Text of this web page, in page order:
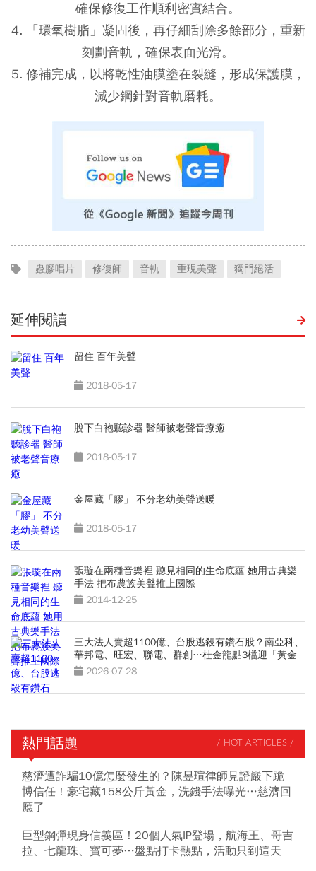
確保修復工作順利密實結合。
4. 「環氧樹脂」凝固後，再仔細刮除多餘部分，重新
刻劃音軌，確保表面光滑。
5. 修補完成，以將乾性油膜塗在裂縫，形成保護膜，
減少鋼針對音軌磨耗。
蟲膠唱片 修復師 音軌 重現美聲 獨門絕活
延伸閱讀
留住 百年美聲
2018-05-17
脫下白袍聽診器 醫師被老聲音療癒
2018-05-17
金屋藏「膠」 不分老幼美聲送暖
2018-05-17
張璇在兩種音樂裡 聽見相同的生命底蘊 她用古典樂
手法 把布農族美聲推上國際
2014-12-25
三大法人賣超1100億、台股逃殺有鑽石股？南亞科、
華邦電、旺宏、聯電、群創…杜金龍點3檔迎「黃金
坑」買點
2026-07-28
熱門話題 / HOT ARTICLES /
慈濟遭詐騙10億怎麼發生的？陳昱瑄律師見證嚴下跪
博信任！豪宅藏158公斤黃金，洗錢手法曝光…慈濟回
應了
巨型鋼彈現身信義區！20個人氣IP登場，航海王、哥吉
拉、七龍珠、寶可夢…盤點打卡熱點，活動只到這天